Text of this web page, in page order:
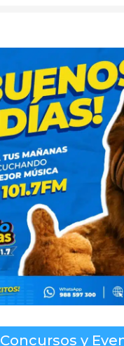
Concursos y